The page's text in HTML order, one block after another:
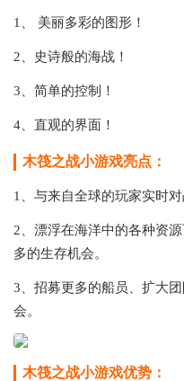
1、 美丽多彩的图形！
2、史诗般的海战！
3、简单的控制！
4、直观的界面！
木筏之战小游戏亮点：
1、与来自全球的玩家实时
2、漂浮在海洋中的各种资
多的生存机会。
3、招募更多的船员、扩大
会。
木筏之战小游戏优势：